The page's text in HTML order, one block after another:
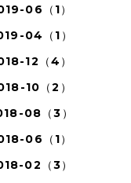
06（1）
04（1）
12（4）
10（2）
08（3）
06（1）
02（3）